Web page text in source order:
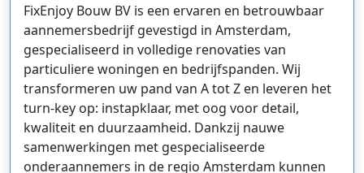
FixEnjoy Bouw BV is een ervaren en betrouwbaar
aannemersbedrijf gevestigd in Amsterdam,
gespecialiseerd in volledige renovaties van
particuliere woningen en bedrijfspanden. Wij
transformeren uw pand van A tot Z en leveren het
turn-key op: instapklaar, met oog voor detail,
kwaliteit en duurzaamheid. Dankzij nauwe
samenwerkingen met gespecialiseerde
onderaannemers in de regio Amsterdam kunnen